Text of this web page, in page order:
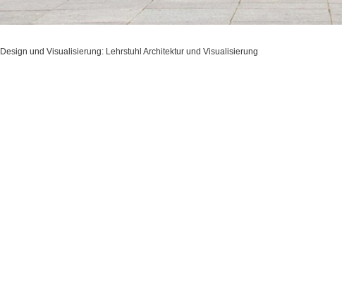
Design und Visualisierung: Lehrstuhl Architektur und Visualisierung